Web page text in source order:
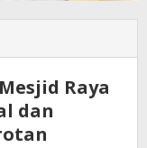
Raya
dan